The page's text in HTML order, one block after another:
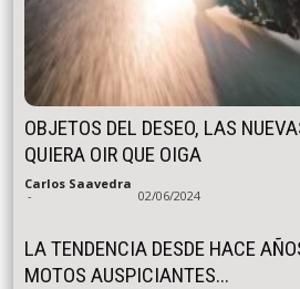
OBJETOS DEL DESEO, LAS
QUIERA OIR QUE OIGA
Carlos Saavedra
- 02/06/2024
LA TENDENCIA DESDE HACE
MOTOS AUSPICIANTES...